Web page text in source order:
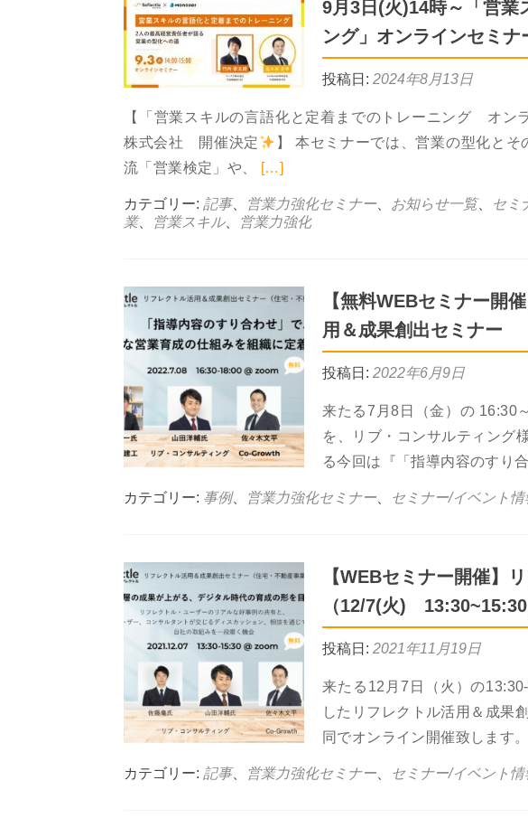
9月3日(火)14時～「営業
ング」オンラインセミナ
投稿日: 2024年8月13日
【「営業スキルの言語化と定着までのトレーニング オン
株式会社 開催決定
】 本セミナーでは、営業の型化と
流「営業検定」や、 Read more about 9月3日(火)14時～「
[…]
カテゴリー: 記事、 営業力強化セミナー お知らせ一覧、 セミ
業、 営業スキル、 営業力強化
【無料WEBセミナー開
用＆成果創出セミナー
投稿日: 2022年6月9日
来たる7月8日（金）の 16:30
を、リブ・コンサルティング
る今回は『「指導内容のすり
カテゴリー: 事例、 営業力強化セミナー セミナー/イベント情
【WEBセミナー開催】
（12/7(火) 13:30~15:30
投稿日: 2021年11月19日
来たる12月7日（火）の
したリフレクトル活用＆成果
同でオンライン開催致します
カテゴリー: 記事、 営業力強化セミナー セミナー/イベント情